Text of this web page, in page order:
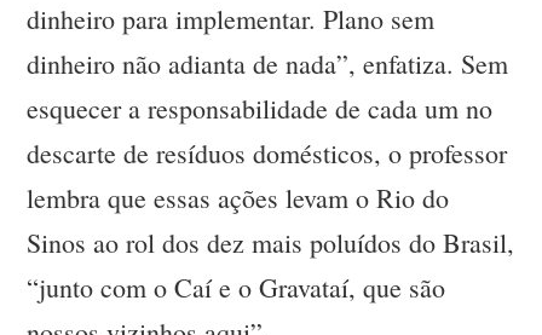
dinheiro para implementar. Plano sem
dinheiro não adianta de nada”, enfatiza. Sem
esquecer a responsabilidade de cada um no
descarte de resíduos domésticos, o professor
lembra que essas ações levam o Rio do
Sinos ao rol dos dez mais poluídos do Brasil,
“junto com o Caí e o Gravataí, que são